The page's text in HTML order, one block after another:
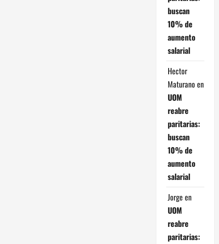
buscan
10% de
aumento
salarial
Hector
Maturano en
UOM
reabre
paritarias:
buscan
10% de
aumento
salarial
Jorge en
UOM
reabre
paritarias: